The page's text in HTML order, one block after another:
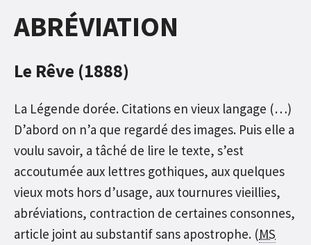
ABRÉVIATION
Le Rêve (1888)
La Légende dorée. Citations en vieux langage (…)
D’abord on n’a que regardé des images. Puis elle a
voulu savoir, a tâché de lire le texte, s’est
accoutumée aux lettres gothiques, aux quelques
vieux mots hors d’usage, aux tournures vieillies,
abréviations, contraction de certaines consonnes,
article joint au substantif sans apostrophe. (MS